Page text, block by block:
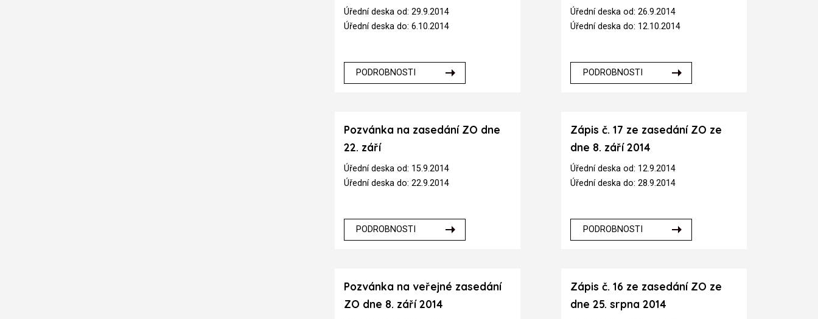
Úřední deska od: 29.9.2014
Úřední deska do: 6.10.2014
PODROBNOSTI
Úřední deska od: 26.9.2014
Úřední deska do: 12.10.2014
PODROBNOSTI
Pozvánka na zasedání ZO dne
22. září
Úřední deska od: 15.9.2014
Úřední deska do: 22.9.2014
PODROBNOSTI
Zápis č. 17 ze zasedání ZO ze
dne 8. září 2014
Úřední deska od: 12.9.2014
Úřední deska do: 28.9.2014
PODROBNOSTI
Pozvánka na veřejné zasedání
ZO dne 8. září 2014
Zápis č. 16 ze zasedání ZO ze
dne 25. srpna 2014